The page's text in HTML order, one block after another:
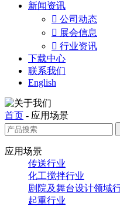
新闻资讯
 公司动态
 展会信息
 行业资讯
下载中心
联系我们
English
首页 - 应用场景
应用场景
传送行业
化工搅拌行业
剧院及舞台设计领域
起重行业